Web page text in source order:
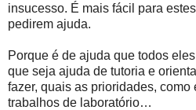
insucesso. É mais fácil para
pedirem ajuda.
Porque é de ajuda que todos
que seja ajuda de tutoria e
fazer, quais as prioridades, como
trabalhos de laboratório…